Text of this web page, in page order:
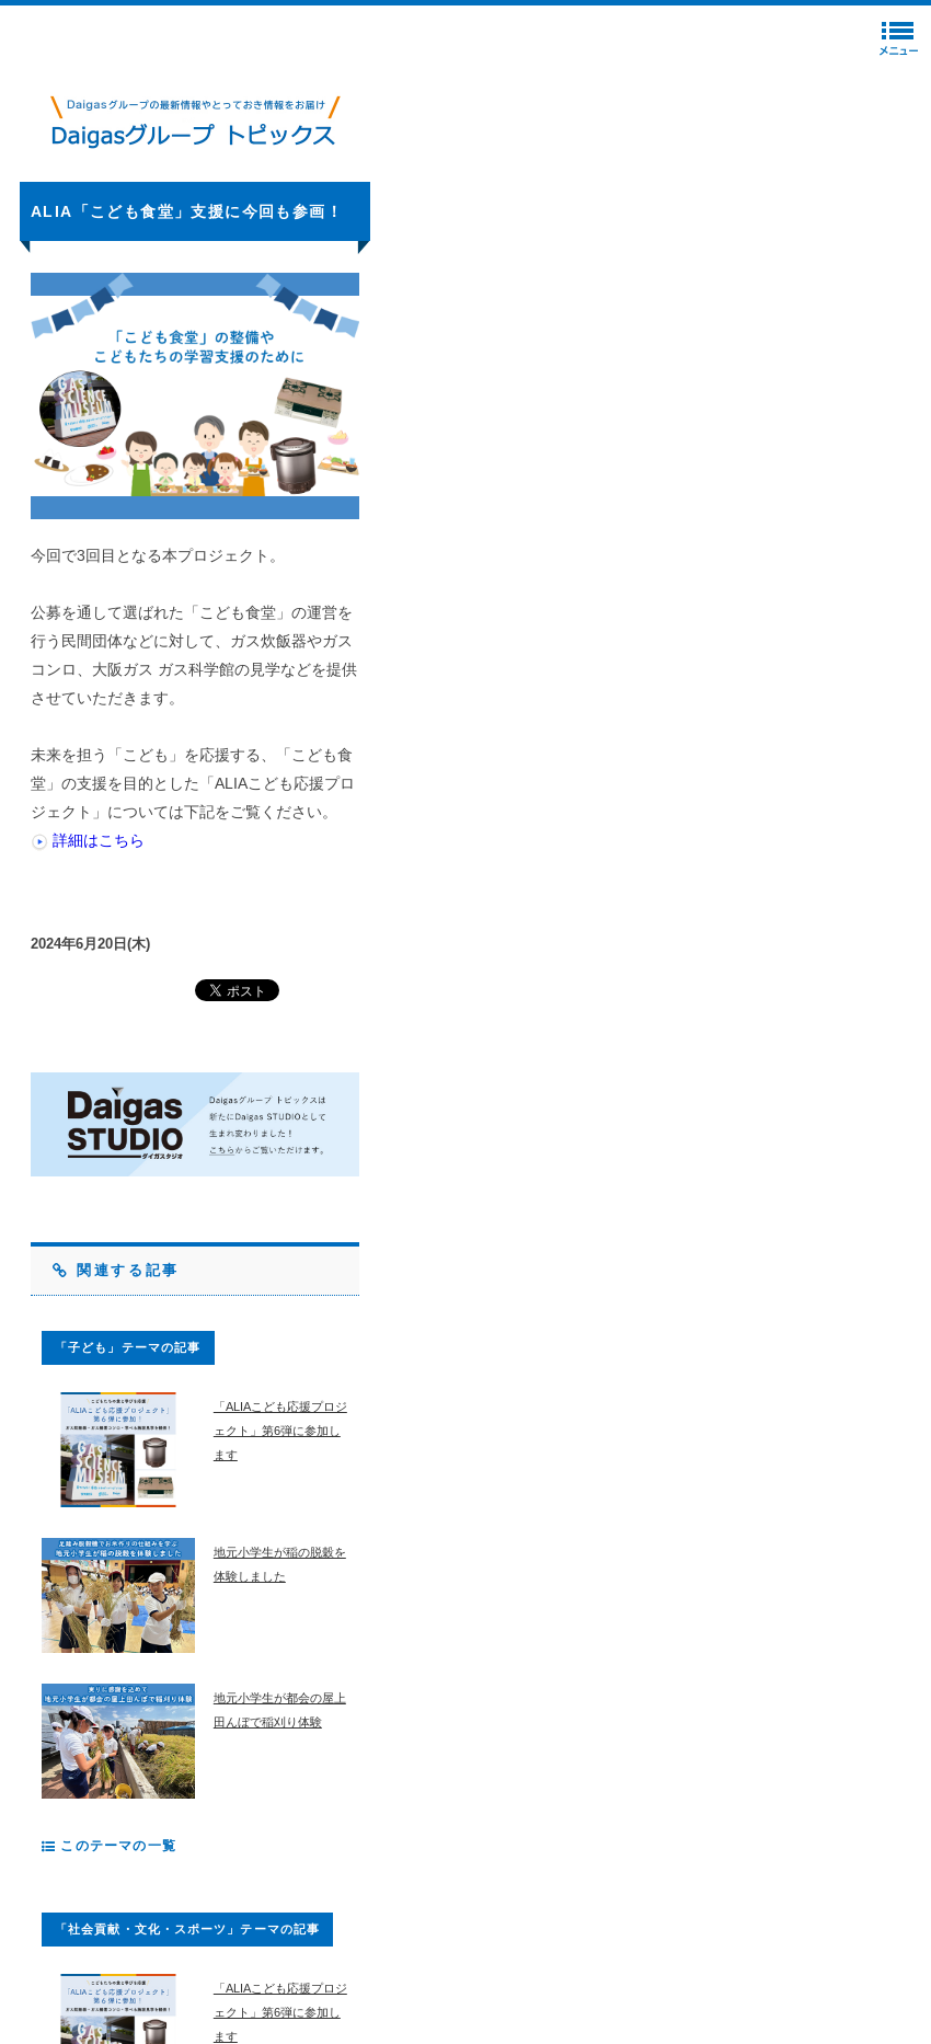
ALIA「こども食堂」支援に今回も参画！
今回で3回目となる本プロジェクト。
公募を通して選ばれた「こども食堂」の運営を
行う民間団体などに対して、ガス炊飯器やガス
コンロ、大阪ガス ガス科学館の見学などを提供
させていただきます。
未来を担う「こども」を応援する、「こども食
堂」の支援を目的とした「ALIAこども応援プロ
ジェクト」については下記をご覧ください。
詳細はこちら
2024年6月20日(木)
関連する記事
「子ども」テーマの記事
「ALIAこども応援プロジ
ェクト」第6弾に参加し
ます
地元小学生が稲の脱穀を
体験しました
地元小学生が都会の屋上
田んぼで稲刈り体験
このテーマの一覧
「社会貢献・文化・スポーツ」テーマの記事
「ALIAこども応援プロジ
ェクト」第6弾に参加し
ます